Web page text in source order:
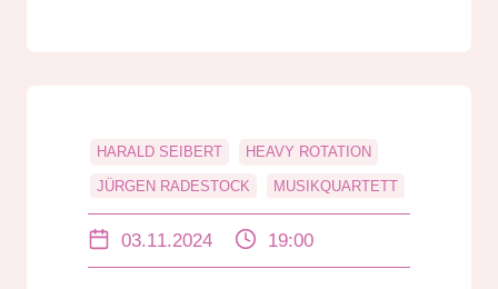
HARALD SEIBERT HEAVY ROTATION
JÜRGEN RADESTOCK MUSIKQUARTETT
ZEITMASCHINE
03.11.2024 19:00